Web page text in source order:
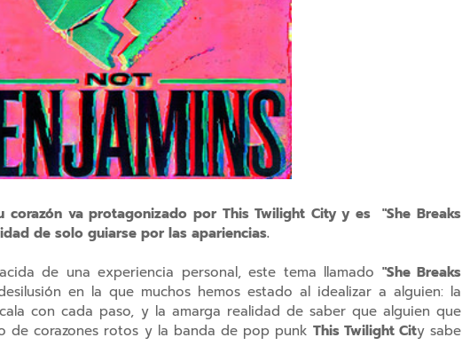
va protagonizado por This Twilight City y es "She Breaks
de solo guiarse por las apariencias.
de una experiencia personal, este tema llamado "She Breaks
en la que muchos hemos estado al idealizar a alguien: la
con cada paso, y la amarga realidad de saber que alguien que
de corazones rotos y la banda de pop punk This Twilight City sabe